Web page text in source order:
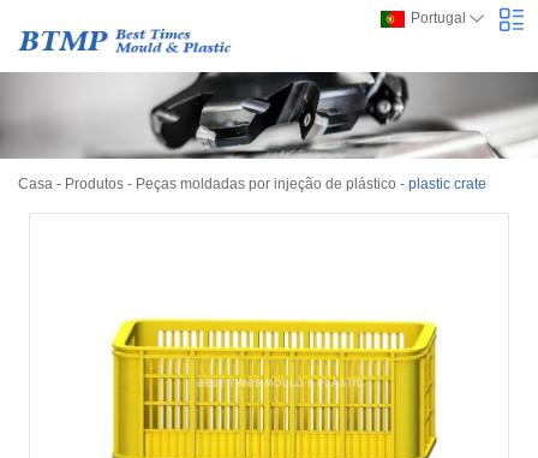
Portugal
Casa - Produtos - Peças moldadas por injeção de plástico - plastic crate